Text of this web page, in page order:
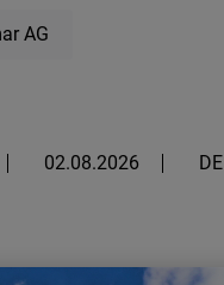
AG
02.08.2026 DE